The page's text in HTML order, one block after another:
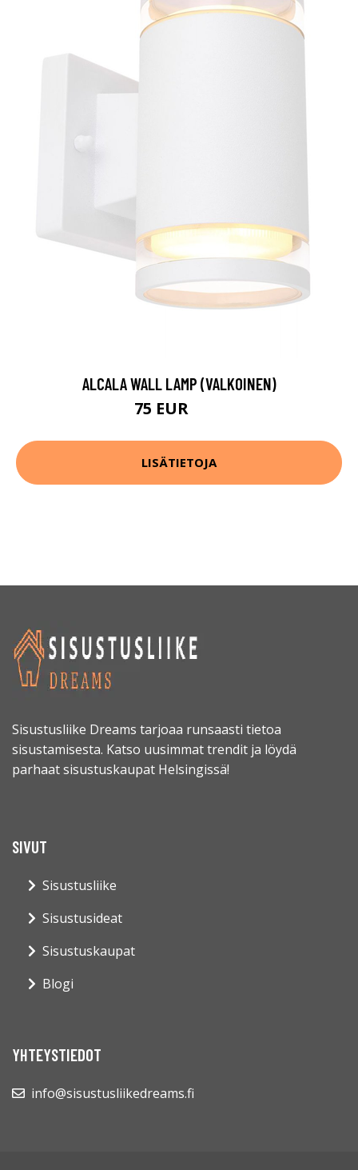
ALCALA WALL LAMP (VALKOINEN)
75 EUR
LISÄTIETOJA
Sisustusliike Dreams tarjoaa runsaasti tietoa
sisustamisesta. Katso uusimmat trendit ja löydä
parhaat sisustuskaupat Helsingissä!
SIVUT
Sisustusliike
Sisustusideat
Sisustuskaupat
Blogi
YHTEYSTIEDOT
info@sisustusliikedreams.fi